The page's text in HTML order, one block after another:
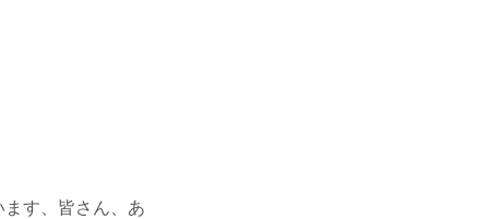
す、皆さん、あ